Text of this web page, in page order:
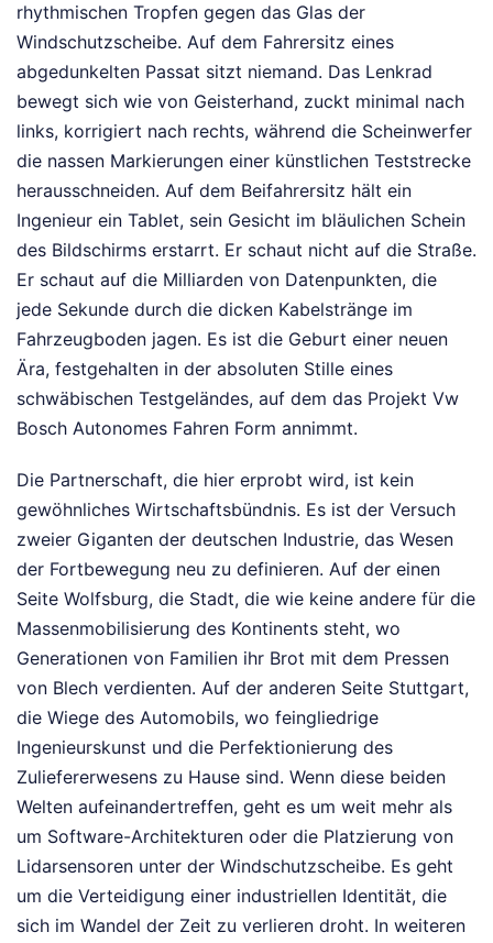
rhythmischen Tropfen gegen das Glas der
Windschutzscheibe. Auf dem Fahrersitz eines
abgedunkelten Passat sitzt niemand. Das Lenkrad
bewegt sich wie von Geisterhand, zuckt minimal nach
links, korrigiert nach rechts, während die Scheinwerfer
die nassen Markierungen einer künstlichen Teststrecke
herausschneiden. Auf dem Beifahrersitz hält ein
Ingenieur ein Tablet, sein Gesicht im bläulichen Schein
des Bildschirms erstarrt. Er schaut nicht auf die Straße.
Er schaut auf die Milliarden von Datenpunkten, die
jede Sekunde durch die dicken Kabelstränge im
Fahrzeugboden jagen. Es ist die Geburt einer neuen
Ära, festgehalten in der absoluten Stille eines
schwäbischen Testgeländes, auf dem das Projekt Vw
Bosch Autonomes Fahren Form annimmt.
Die Partnerschaft, die hier erprobt wird, ist kein
gewöhnliches Wirtschaftsbündnis. Es ist der Versuch
zweier Giganten der deutschen Industrie, das Wesen
der Fortbewegung neu zu definieren. Auf der einen
Seite Wolfsburg, die Stadt, die wie keine andere für die
Massenmobilisierung des Kontinents steht, wo
Generationen von Familien ihr Brot mit dem Pressen
von Blech verdienten. Auf der anderen Seite Stuttgart,
die Wiege des Automobils, wo feingliedrige
Ingenieurskunst und die Perfektionierung des
Zuliefererwesens zu Hause sind. Wenn diese beiden
Welten aufeinandertreffen, geht es um weit mehr als
um Software-Architekturen oder die Platzierung von
Lidarsensoren unter der Windschutzscheibe. Es geht
um die Verteidigung einer industriellen Identität, die
sich im Wandel der Zeit zu verlieren droht. In weiteren